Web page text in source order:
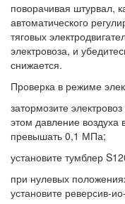
поворачивая штурвал,
автоматического
тяговых
электровоза, и
снижается.
Проверка в режиме
затормозите
этом давление
превышать 0,1 МПа;
установите тумблер
при нулевых
установите реверсив-